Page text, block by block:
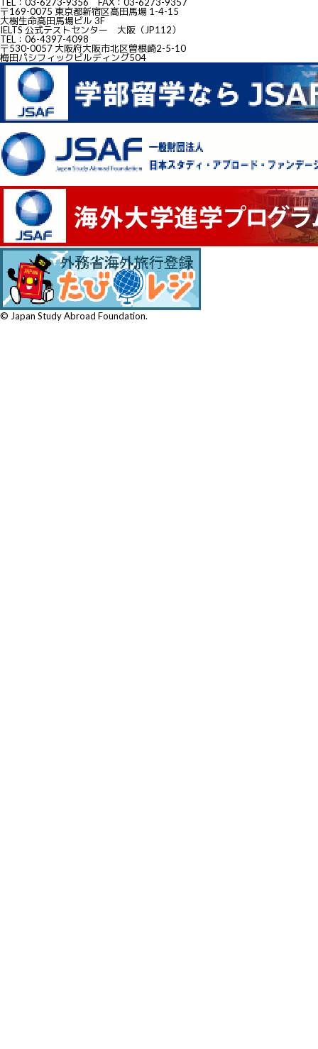
TEL：03-6273-9356 FAX：03-6273-9357
〒169-0075 東京都新宿区高田馬場 1-4-15
大樹生命高田馬場ビル 3F
IELTS 公式テストセンター 大阪（JP112）
TEL：06-4397-4098
〒530-0057 大阪府大阪市北区曽根崎2-5-10
梅田パシフィックビルディング504
© Japan Study Abroad Foundation.